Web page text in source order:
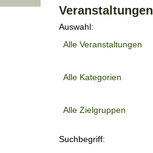
Veranstaltungen
Auswahl:
Suchbegriff: